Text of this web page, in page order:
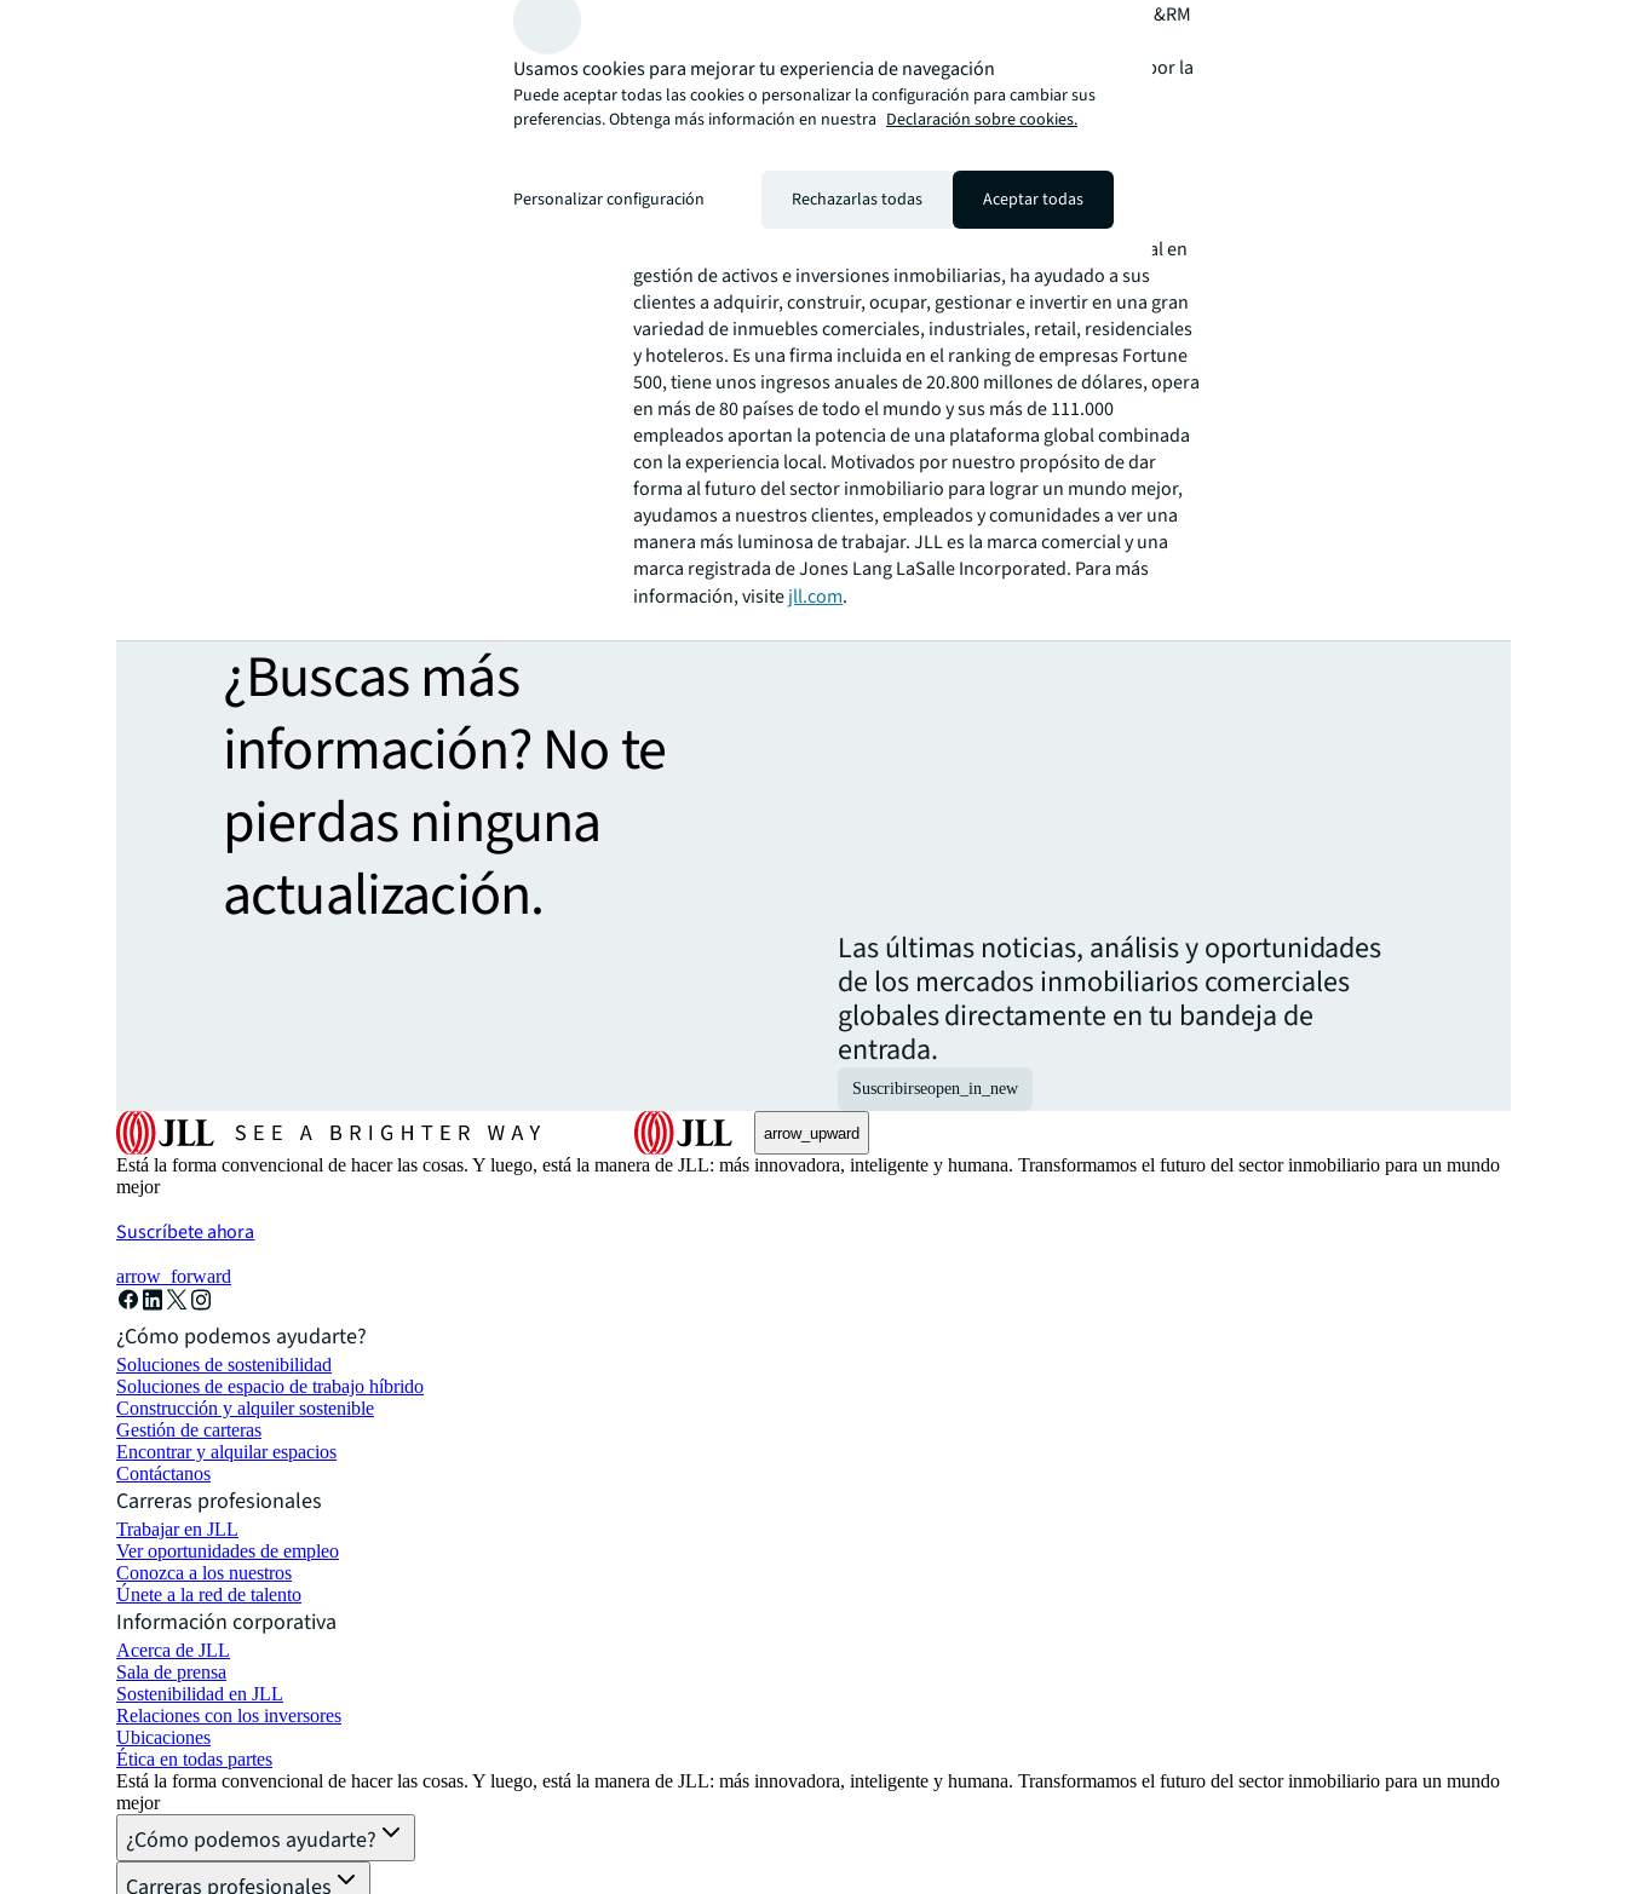
David Onrubia se unió a JLL en 2018 como director de Buyside Q&RM
responsable de Portfolio Services. David Onrubia es arquitecto por la
Universidad Politécnica de Madrid. Cuenta con un Máster en
Valoraciones Inmobiliarias, Tasaciones y Peritaje Judicial por la
Instituto Superior Europeo de Barcelona (ISEB).
Acerca de JLL
Durante más de 200 años, JLL (NYSE: JLL), empresa líder mundial en
gestión de activos e inversiones inmobiliarias, ha ayudado a sus
clientes a adquirir, construir, ocupar, gestionar e invertir en una gran
variedad de inmuebles comerciales, industriales, retail, residenciales
y hoteleros. Es una firma incluida en el ranking de empresas Fortune
500, tiene unos ingresos anuales de 20.800 millones de dólares, opera
en más de 80 países de todo el mundo y sus más de 111.000
empleados aportan la potencia de una plataforma global combinada
con la experiencia local. Motivados por nuestro propósito de dar
forma al futuro del sector inmobiliario para lograr un mundo mejor,
ayudamos a nuestros clientes, empleados y comunidades a ver una
manera más luminosa de trabajar. JLL es la marca comercial y una
marca registrada de Jones Lang LaSalle Incorporated. Para más
información, visitejll.com.
¿Buscas más
información? No te
pierdas ninguna
actualización.
Las últimas noticias, análisis y oportunidades
de los mercados inmobiliarios comerciales
globales directamente en tu bandeja de
entrada.
Suscribirseopen_in_new
arrow_upward
Está la forma convencional de hacer las cosas. Y luego, está la manera de JLL: más innovadora, inteligente y humana. Transformamos el futuro del sector inmobiliario para un mundo
mejor
Suscríbete ahora
arrow_forward
¿Cómo podemos ayudarte?
Soluciones de sostenibilidad
Soluciones de espacio de trabajo híbrido
Construcción y alquiler sostenible
Gestión de carteras
Encontrar y alquilar espacios
Contáctanos
Carreras profesionales
Trabajar en JLL
Ver oportunidades de empleo
Conozca a los nuestros
Únete a la red de talento
Información corporativa
Acerca de JLL
Sala de prensa
Sostenibilidad en JLL
Relaciones con los inversores
Ubicaciones
Ética en todas partes
Está la forma convencional de hacer las cosas. Y luego, está la manera de JLL: más innovadora, inteligente y humana. Transformamos el futuro del sector inmobiliario para un mundo
mejor
¿Cómo podemos ayudarte?
Carreras profesionales
Usamos cookies para mejorar tu experiencia de navegación
Puede aceptar todas las cookies o personalizar la configuración para cambiar sus
preferencias. Obtenga más información en nuestra Declaración sobre cookies.
Personalizar configuración Rechazarlas todas Aceptar todas